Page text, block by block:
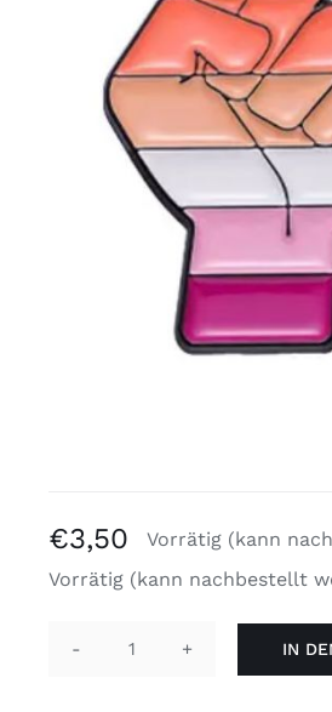
Kostenlose
Review Levi
€3,50
Vorrätig (kann
Vorrätig (kann nachbestellt
IN